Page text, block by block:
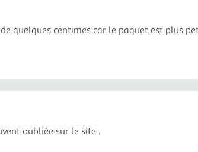
quelques centimes car le paquet est plus
oubliée sur le site .